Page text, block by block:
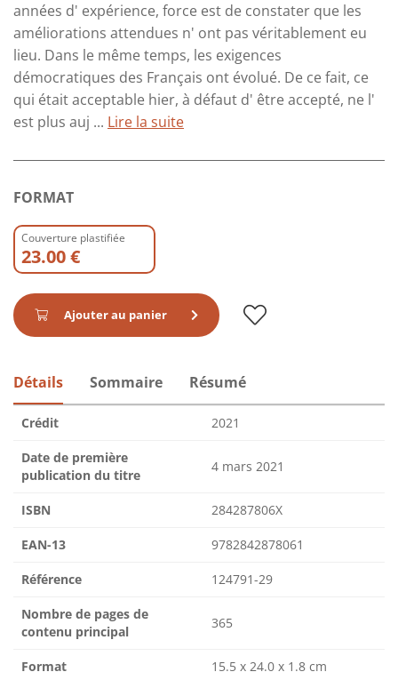
années d' expérience, force est de constater que les
améliorations attendues n' ont pas véritablement eu
lieu. Dans le même temps, les exigences
démocratiques des Français ont évolué. De ce fait, ce
qui était acceptable hier, à défaut d' être accepté, ne l'
est plus auj ... Lire la suite
FORMAT
Couverture plastifiée
23.00 €
Ajouter au panier
Détails Sommaire Résumé
Crédit 2021
Date de première
publication du titre
4 mars 2021
ISBN 284287806X
EAN-13 9782842878061
Référence 124791-29
Nombre de pages de
contenu principal
365
Format 15.5 x 24.0 x 1.8 cm